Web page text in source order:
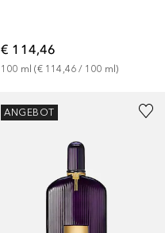
€ 114,46
100 ml (€ 114,46 / 100 ml)
ANGEBOT